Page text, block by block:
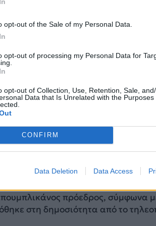
opt-out of the Sale of my Personal Data.
opt-out of processing my Personal Data for
opt-out of Collection, Use, Retention, Sale,
Data that Is Unrelated with the Purposes
CONFIRM
Data Deletion Data Access
Ντόναλντ Τραμπ προειδοποίησε
της, σε τηλεοπτική
λίγο πριν αναχωρήσει από το
εμφανίστηκε
κάποιος την
πρόεδρος, σύμφωνα
στη δημοσιότητα από το